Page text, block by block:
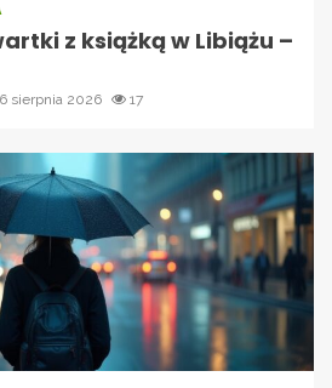
z książką w Libiążu –
6 sierpnia 2026 17